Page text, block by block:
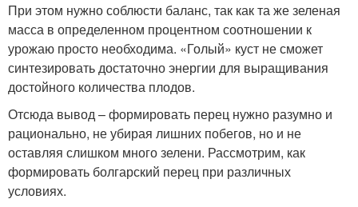
При этом нужно соблюсти баланс, так как та же зеленая
масса в определенном процентном соотношении к
урожаю просто необходима. «Голый» куст не сможет
синтезировать достаточно энергии для выращивания
достойного количества плодов.
Отсюда вывод – формировать перец нужно разумно и
рационально, не убирая лишних побегов, но и не
оставляя слишком много зелени. Рассмотрим, как
формировать болгарский перец при различных
условиях.